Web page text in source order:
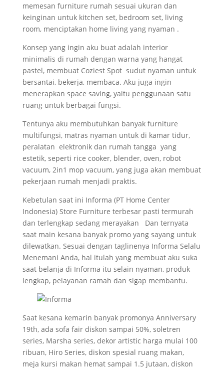
memesan furniture rumah sesuai ukuran dan
keinginan untuk kitchen set, bedroom set, living
room, menciptakan home living yang nyaman .
Konsep yang ingin aku buat adalah interior
minimalis di rumah dengan warna yang hangat
pastel, membuat Coziest Spot sudut nyaman untuk
bersantai, bekerja, membaca. Aku juga ingin
menerapkan space saving, yaitu penggunaan satu
ruang untuk berbagai fungsi.
Tentunya aku membutuhkan banyak furniture
multifungsi, matras nyaman untuk di kamar tidur,
peralatan elektronik dan rumah tangga yang
estetik, seperti rice cooker, blender, oven, robot
vacuum, 2in1 mop vacuum, yang juga akan membuat
pekerjaan rumah menjadi praktis.
Kebetulan saat ini Informa (PT Home Center
Indonesia) Store Furniture terbesar pasti termurah
dan terlengkap sedang merayakan Dan ternyata
saat main kesana banyak promo yang sayang untuk
dilewatkan. Sesuai dengan taglinenya Informa Selalu
Menemani Anda, hal itulah yang membuat aku suka
saat belanja di Informa itu selain nyaman, produk
lengkap, pelayanan ramah dan sigap membantu.
Saat kesana kemarin banyak promonya Anniversary
19th, ada sofa fair diskon sampai 50%, soletren
series, Marsha series, dekor artistic harga mulai 100
ribuan, Hiro Series, diskon spesial ruang makan,
meja kursi makan hemat sampai 1.5 jutaan, diskon